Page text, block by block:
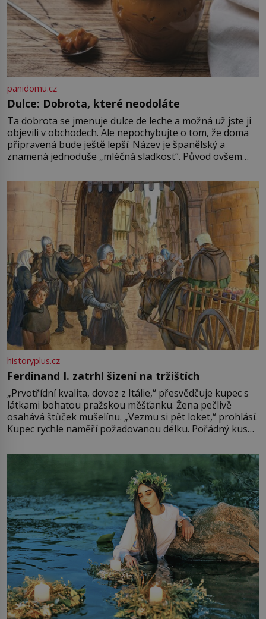
panidomu.cz
Dulce: Dobrota, které neodoláte
Ta dobrota se jmenuje dulce de leche a možná už jste ji
objevili v obchodech. Ale nepochybujte o tom, že doma
připravená bude ještě lepší. Název je španělský a
znamená jednoduše „mléčná sladkost“. Původ ovšem
pře hned několik latinskoamerických zemí a k tomu
Francie, kde se traduje,
historyplus.cz
Ferdinand I. zatrhl šizení na tržištích
„Prvotřídní kvalita, dovoz z Itálie,“ přesvědčuje kupec s
látkami bohatou pražskou měšťanku. Žena pečlivě
osahává štůček mušelínu. „Vezmu si pět loket,“ prohlásí.
Kupec rychle naměří požadovanou délku. Pořádný kus
milostpaní. Stačí jenom na sukni,“ zhodnotí švadlena
množství růžového mušelínu. „Ošidili vás, podívejte.“
Vezme do ruky dřevěnou